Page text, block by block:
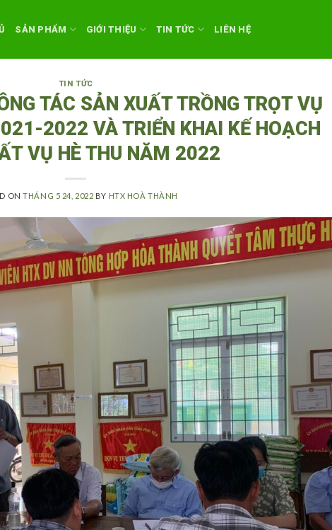
SẢN PHẨM GIỚI THIỆU TIN TỨC LIÊN HỆ
TIN TỨC
TÁC SẢN XUẤT TRỒNG TRỌT VỤ
2022 VÀ TRIỂN KHAI KẾ HOẠCH
VỤ HÈ THU NĂM 2022
ONTHÁNG 5 24, 2022 BY HTX HOÀ THÀNH